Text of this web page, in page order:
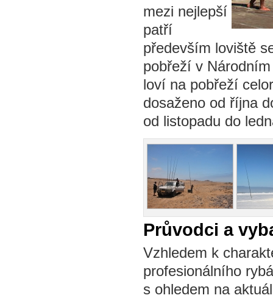
mezi nejlepší
patří
především loviště
pobřeží v
loví na pobřeží
dosaženo od října
od listopadu do
Průvodci a
Vzhledem k
profesionálního
s ohledem na